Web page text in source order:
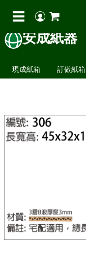
安成紙器
現成紙箱 訂做紙箱